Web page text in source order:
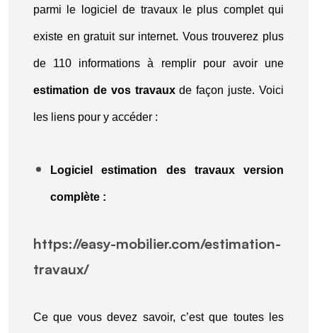
parmi le logiciel de travaux le plus complet qui
existe en gratuit sur internet. Vous trouverez plus
de 110 informations à remplir pour avoir une
estimation de vos travauxde façon juste. Voici
les liens pour y accéder :
Logiciel estimation des travaux version
complète :
https://easy-mobilier.com/estimation-
travaux/
Ce que vous devez savoir, c’est que toutes les